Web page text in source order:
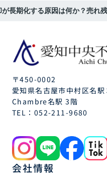
が長期化する原因は何か？売れ
〒450-0002
愛知県名古屋市中村区名
Chambre名駅 3階
TEL： 052-211-9680
会社情報